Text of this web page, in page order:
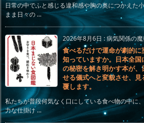
日常の中でふと感じる違和感や胸の奥につかえた
まま日々の ...
2026年8月6日 :病気関係の
食べるだけで運命が劇的
知っていますか。日本全
の秘密を解き明かす本が
せる儀式へと変貌させ、
覆します。
私たちが普段何気なく口にしている食べ物の中に
力な仕掛け ...